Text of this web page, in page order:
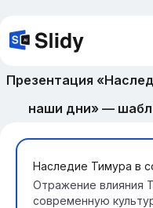
Презентация
наши дни» —
Наследие Тимура в
Отражение влияния
современную